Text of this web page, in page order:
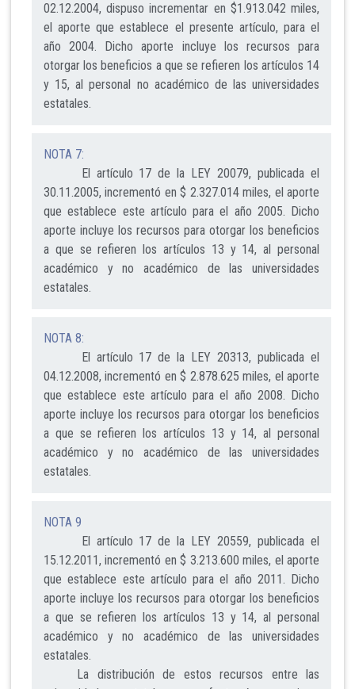
02.12.2004, dispuso incrementar en $1.913.042 miles,
el aporte que establece el presente artículo, para el
año 2004. Dicho aporte incluye los recursos para
otorgar los beneficios a que se refieren los artículos 14
y 15, al personal no académico de las universidades
estatales.
NOTA 7:
El artículo 17 de la LEY 20079, publicada el
30.11.2005, incrementó en $ 2.327.014 miles, el aporte
que establece este artículo para el año 2005. Dicho
aporte incluye los recursos para otorgar los beneficios
a que se refieren los artículos 13 y 14, al personal
académico y no académico de las universidades
estatales.
NOTA 8:
El artículo 17 de la LEY 20313, publicada el
04.12.2008, incrementó en $ 2.878.625 miles, el aporte
que establece este artículo para el año 2008. Dicho
aporte incluye los recursos para otorgar los beneficios
a que se refieren los artículos 13 y 14, al personal
académico y no académico de las universidades
estatales.
NOTA 9
El artículo 17 de la LEY 20559, publicada el
15.12.2011, incrementó en $ 3.213.600 miles, el aporte
que establece este artículo para el año 2011. Dicho
aporte incluye los recursos para otorgar los beneficios
a que se refieren los artículos 13 y 14, al personal
académico y no académico de las universidades
estatales.
La distribución de estos recursos entre las